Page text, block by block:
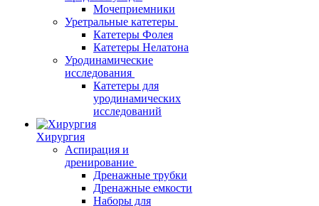
Мочеприемники
Уретральные катетеры
Катетеры Фолея
Катетеры Нелатона
Уродинамические
исследования
Катетеры для
уродинамических
исследований
Хирургия
Аспирация и
дренирование
Дренажные трубки
Дренажные емкости
Наборы для